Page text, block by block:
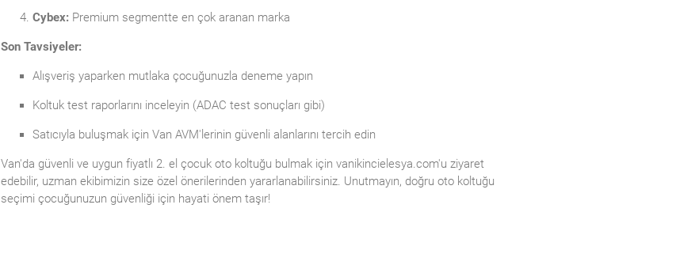
Cybex: Premium segmentte en çok aranan marka
Son Tavsiyeler:
Alışveriş yaparken mutlaka çocuğunuzla deneme yapın
Koltuk test raporlarını inceleyin (ADAC test sonuçları gibi)
Satıcıyla buluşmak için Van AVM'lerinin güvenli alanlarını tercih edin
Van'da güvenli ve uygun fiyatlı 2. el çocuk oto koltuğu bulmak için vanikincielesya.com'u ziyaret
edebilir, uzman ekibimizin size özel önerilerinden yararlanabilirsiniz. Unutmayın, doğru oto koltuğu
seçimi çocuğunuzun güvenliği için hayati önem taşır!